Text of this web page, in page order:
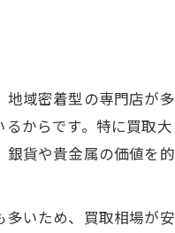
域密着型の専門店が多
からです。特に買取大
貨や貴金属の価値を的
多いため、買取相場が安